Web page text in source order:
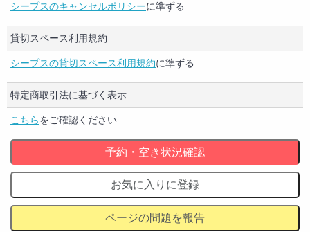
シープスのキャンセルポリシーに準ずる
貸切スペース利用規約
シープスの貸切スペース利用規約に準ずる
特定商取引法に基づく表示
こちらをご確認ください
予約・空き状況確認
お気に入りに登録
ページの問題を報告